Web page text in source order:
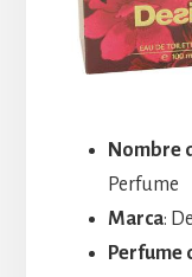
Nombre
Perfume
Marca:
Perfume